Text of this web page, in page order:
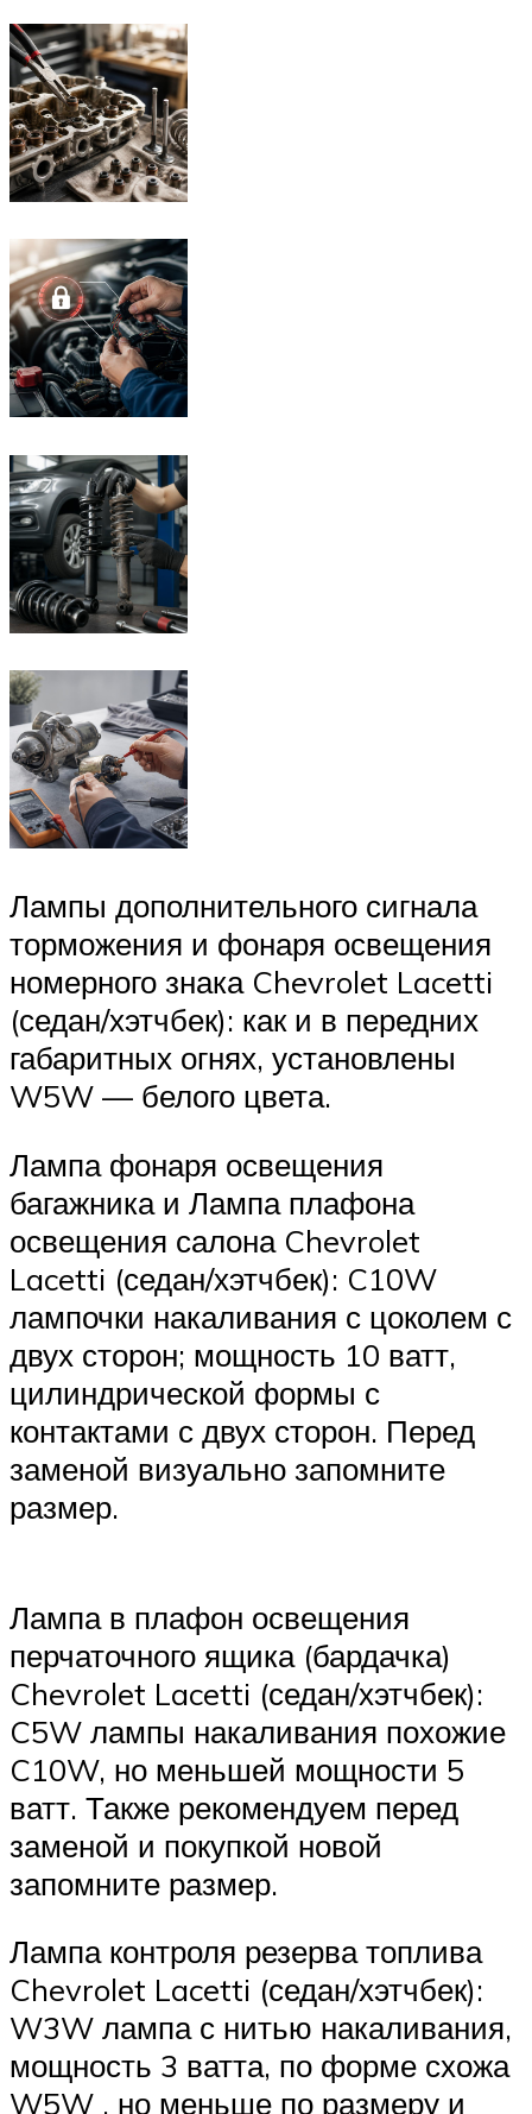
Лампы дополнительного сигнала
торможения и фонаря освещения
номерного знака Chevrolet Lacetti
(седан/хэтчбек): как и в передних
габаритных огнях, установлены
W5W — белого цвета.
Лампа фонаря освещения
багажника и Лампа плафона
освещения салона Chevrolet
Lacetti (седан/хэтчбек): C10W
лампочки накаливания с цоколем с
двух сторон; мощность 10 ватт,
цилиндрической формы с
контактами с двух сторон. Перед
заменой визуально запомните
размер.
Лампа в плафон освещения
перчаточного ящика (бардачка)
Chevrolet Lacetti (седан/хэтчбек):
C5W лампы накаливания похожие
C10W, но меньшей мощности 5
ватт. Также рекомендуем перед
заменой и покупкой новой
запомните размер.
Лампа контроля резерва топлива
Chevrolet Lacetti (седан/хэтчбек):
W3W лампа с нитью накаливания,
мощность 3 ватта, по форме схожа
W5W , но меньше по размеру и